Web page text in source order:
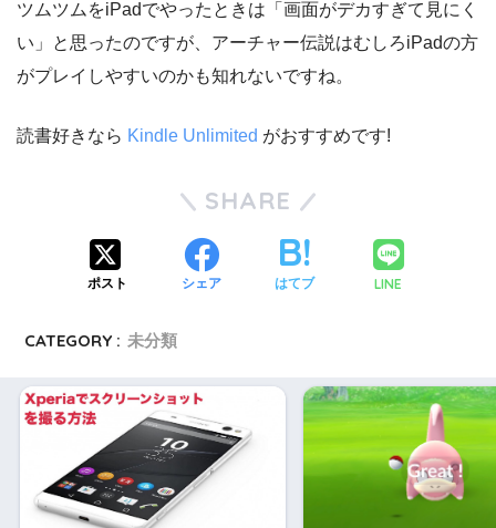
ツムツムをiPadでやったときは「画面がデカすぎて見にく
い」と思ったのですが、アーチャー伝説はむしろiPadの方
がプレイしやすいのかも知れないですね。
読書好きなら Kindle Unlimited がおすすめです!
SHARE
ポスト シェア はてブ LINE
CATEGORY : 未分類